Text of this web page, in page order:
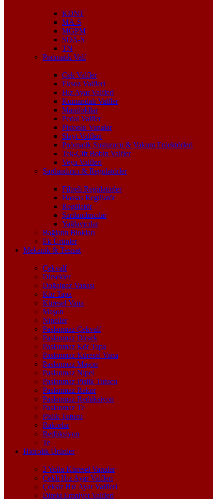
KDNT
MA-S
MGPM
SDA-S
TN
Pnömatik Valf
Çek Valfler
Eksoz Valfleri
Hız Ayar Valfleri
Kumandalı Valfler
Manifoldlar
Pedal Valfler
Pistonlu Vanalar
Slayt Valfleri
Pnömatik Susturucu & Vakum Enjektörleri
Tek-Çift Bobin Valfler
Veya Valfleri
Şartlandırıcı & Regülatörler
Filtreli Regülatörler
Hassas Regülatör
Regülatör
Şartlandırıcılar
Yağlayıcılar
Bağlantı Blokları
Ek Ürünler
Mekanik & Tesisat
Çekvalf
Dirsekler
Doğalgaz Vanası
Kör Tapa
Küresel Vana
Maşon
Nipeller
Paslanmaz Çekvalf
Paslanmaz Dirsek
Paslanmaz Kör Tapa
Paslanmaz Küresel Vana
Paslanmaz Maşon
Paslanmaz Nipel
Paslanmaz Pislik Tutucu
Paslanmaz Rakor
Paslanmaz Redüksiyon
Paslanmaz Te
Pislik Tutucu
Rakorlar
Redüksiyon
Te
Hidrolik Ürünler
2 Yollu Küresel Vanalar
Çekli Hız Ayar Valfleri
Çeksiz Hız Ayar Valfleri
Direkt Emniyet Valfleri